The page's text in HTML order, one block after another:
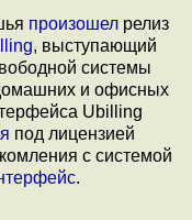
произошел релиз
, выступающий
системы
и офисных
Ubilling
под лицензией
с системой
.